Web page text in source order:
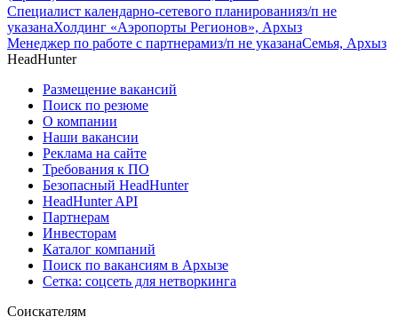
Специалист календарно-сетевого планированияз/п не
указанаХолдинг «Аэропорты Регионов», Архыз
Менеджер по работе с партнерамиз/п не указанаСемья, Архыз
HeadHunter
Размещение вакансий
Поиск по резюме
О компании
Наши вакансии
Реклама на сайте
Требования к ПО
Безопасный HeadHunter
HeadHunter API
Партнерам
Инвесторам
Каталог компаний
Поиск по вакансиям в Архызе
Сетка: соцсеть для нетворкинга
Соискателям